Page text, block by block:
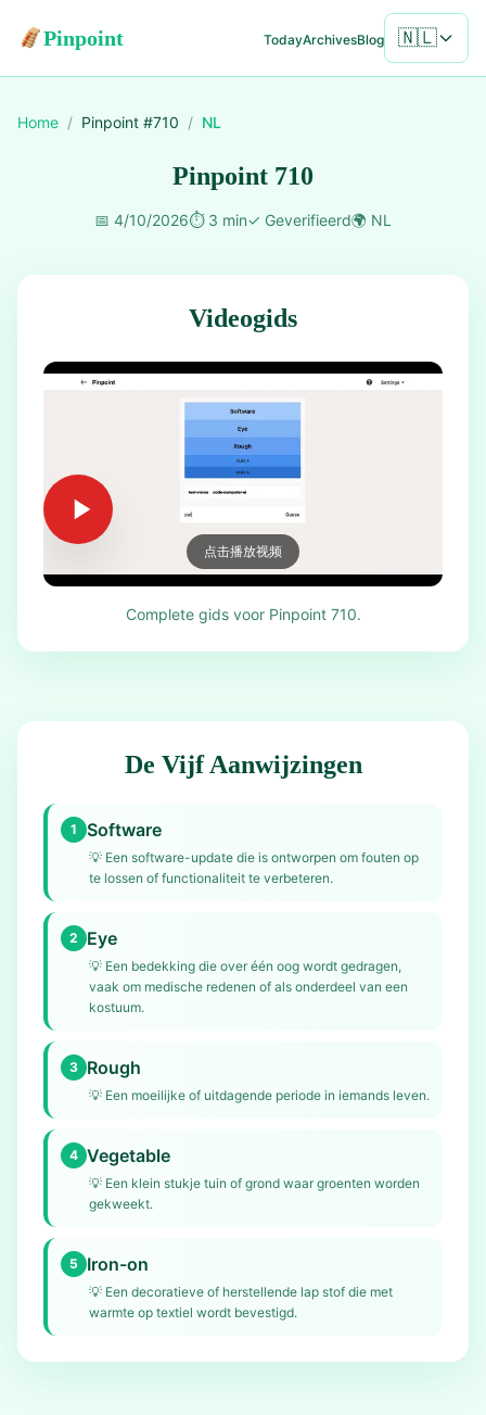
Pinpoint TodayArchivesBlog 🇳🇱
Home / Pinpoint #710 / NL
Pinpoint 710
📅 4/10/2026⏱️ 3 min✓ Geverifieerd🌍 NL
Videogids
点击播放视频
Complete gids voor Pinpoint 710.
De Vijf Aanwijzingen
1 Software
💡 Een software-update die is ontworpen om fouten op
te lossen of functionaliteit te verbeteren.
2 Eye
💡 Een bedekking die over één oog wordt gedragen,
vaak om medische redenen of als onderdeel van een
kostuum.
3 Rough
💡 Een moeilijke of uitdagende periode in iemands leven.
4 Vegetable
💡 Een klein stukje tuin of grond waar groenten worden
gekweekt.
5 Iron-on
💡 Een decoratieve of herstellende lap stof die met
warmte op textiel wordt bevestigd.